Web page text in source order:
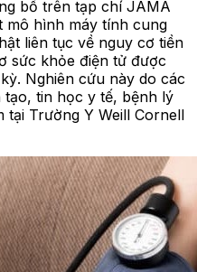
bố trên tạp chí JAMA
mô hình máy tính cung
liên tục về nguy cơ tiền
sức khỏe điện tử được
Nghiên cứu này do các
tin học y tế, bệnh lý
tại Trường Y Weill Cornell